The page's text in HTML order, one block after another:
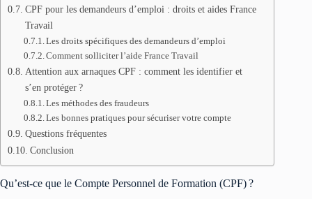
CPF pour les demandeurs d’emploi : droits et aides France
Travail
Les droits spécifiques des demandeurs d’emploi
Comment solliciter l’aide France Travail
Attention aux arnaques CPF : comment les identifier et
s’en protéger ?
Les méthodes des fraudeurs
Les bonnes pratiques pour sécuriser votre compte
Questions fréquentes
Conclusion
Qu’est-ce que le Compte Personnel de Formation (CPF) ?